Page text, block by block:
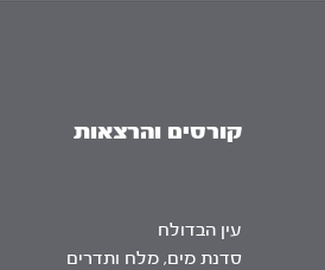
קורסים והרצאות
עין הבדולח
סדנת מים, מלח ותדרים